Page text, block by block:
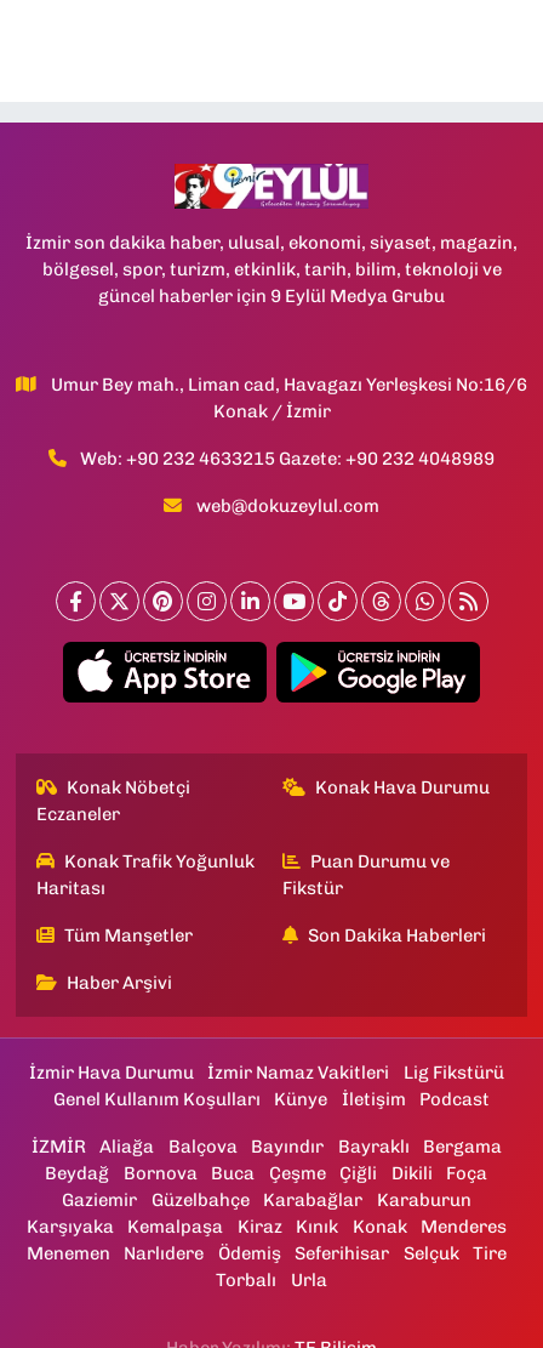
İzmir son dakika haber, ulusal, ekonomi, siyaset, magazin,
bölgesel, spor, turizm, etkinlik, tarih, bilim, teknoloji ve
güncel haberler için 9 Eylül Medya Grubu
Umur Bey mah., Liman cad, Havagazı Yerleşkesi No:16/6
Konak / İzmir
Web: +90 232 4633215 Gazete: +90 232 4048989
web@dokuzeylul.com
Konak Nöbetçi
Eczaneler
Konak Hava Durumu
Konak Trafik Yoğunluk
Haritası
Puan Durumu ve
Fikstür
Tüm Manşetler Son Dakika Haberleri
Haber Arşivi
İzmir Hava Durumu İzmir Namaz Vakitleri
Lig Fikstürü
Genel Kullanım Koşulları
Künye İletişim Podcast
İZMİR Aliağa Balçova Bayındır Bayraklı
Bergama
Beydağ
Bornova Buca Çeşme Çiğli Dikili
Foça
Gaziemir
Güzelbahçe Karabağlar
Karaburun
Karşıyaka
Kemalpaşa Kiraz Kınık Konak
Menderes
Menemen
Narlıdere Ödemiş Seferihisar Selçuk
Tire
Torbalı
Urla